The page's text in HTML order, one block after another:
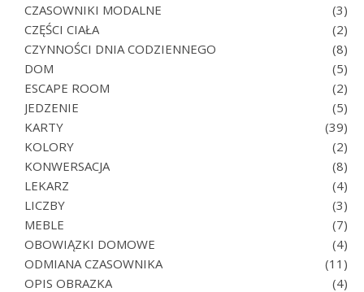
CZASOWNIKI MODALNE
(3)
CZĘŚCI CIAŁA
(2)
CZYNNOŚCI DNIA CODZIENNEGO
(8)
DOM
(5)
ESCAPE ROOM
(2)
JEDZENIE
(5)
KARTY
(39)
KOLORY
(2)
KONWERSACJA
(8)
LEKARZ
(4)
LICZBY
(3)
MEBLE
(7)
OBOWIĄZKI DOMOWE
(4)
ODMIANA CZASOWNIKA
(11)
OPIS OBRAZKA
(4)